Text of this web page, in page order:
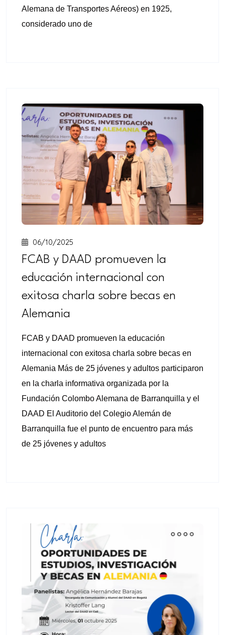
Alemana de Transportes Aéreos) en 1925,
considerado uno de
06/10/2025
FCAB y DAAD promueven la
educación internacional con
exitosa charla sobre becas en
Alemania
FCAB y DAAD promueven la educación
internacional con exitosa charla sobre becas en
Alemania Más de 25 jóvenes y adultos participaron
en la charla informativa organizada por la
Fundación Colombo Alemana de Barranquilla y el
DAAD El Auditorio del Colegio Alemán de
Barranquilla fue el punto de encuentro para más
de 25 jóvenes y adultos